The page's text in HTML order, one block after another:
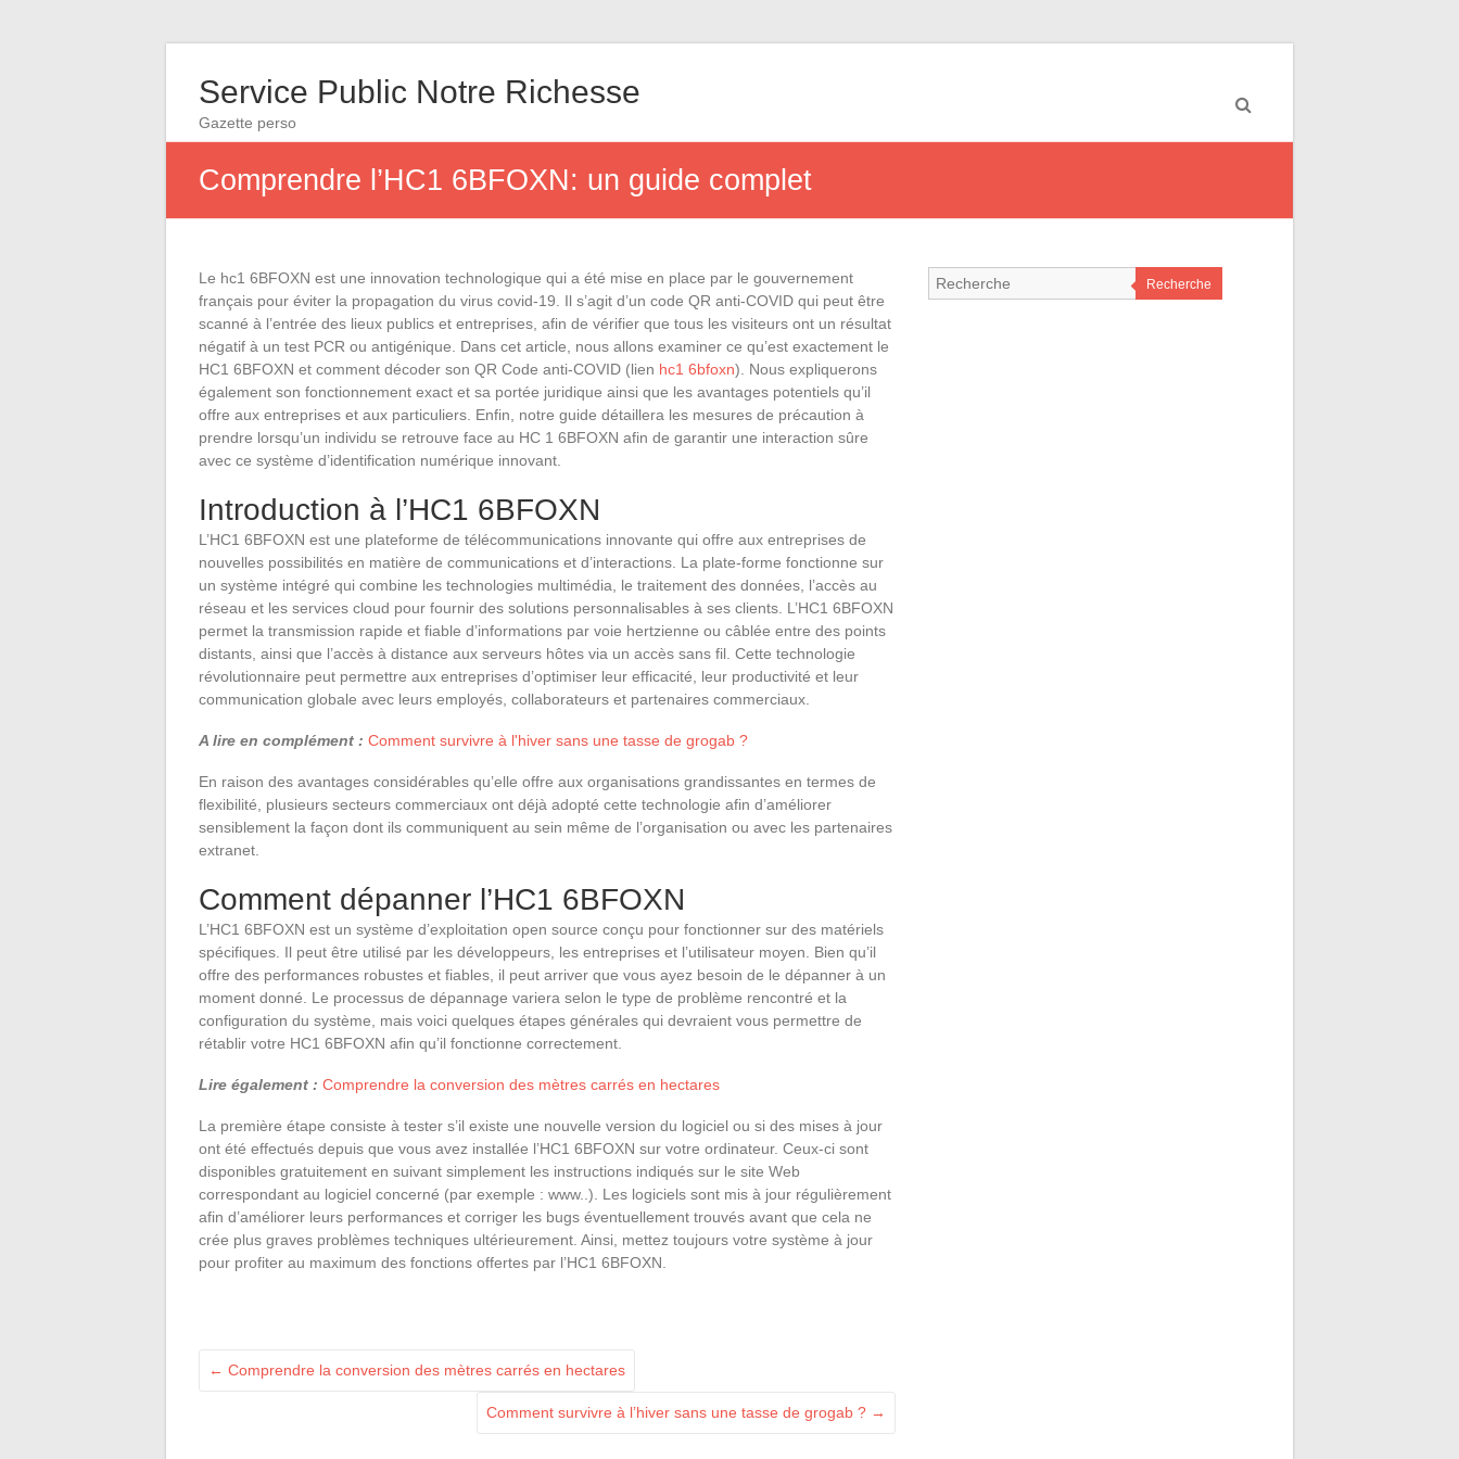
Service Public Notre Richesse
Gazette perso
Comprendre l’HC1 6BFOXN: un guide complet
Le hc1 6BFOXN est une innovation technologique qui a été mise en place par le gouvernement
français pour éviter la propagation du virus covid-19. Il s’agit d’un code QR anti-COVID qui peut être
scanné à l’entrée des lieux publics et entreprises, afin de vérifier que tous les visiteurs ont un résultat
négatif à un test PCR ou antigénique. Dans cet article, nous allons examiner ce qu’est exactement le
HC1 6BFOXN et comment décoder son QR Code anti-COVID (lien hc1 6bfoxn). Nous expliquerons
également son fonctionnement exact et sa portée juridique ainsi que les avantages potentiels qu’il
offre aux entreprises et aux particuliers. Enfin, notre guide détaillera les mesures de précaution à
prendre lorsqu’un individu se retrouve face au HC 1 6BFOXN afin de garantir une interaction sûre
avec ce système d’identification numérique innovant.
Introduction à l’HC1 6BFOXN
L’HC1 6BFOXN est une plateforme de télécommunications innovante qui offre aux entreprises de
nouvelles possibilités en matière de communications et d’interactions. La plate-forme fonctionne sur
un système intégré qui combine les technologies multimédia, le traitement des données, l’accès au
réseau et les services cloud pour fournir des solutions personnalisables à ses clients. L’HC1 6BFOXN
permet la transmission rapide et fiable d’informations par voie hertzienne ou câblée entre des points
distants, ainsi que l’accès à distance aux serveurs hôtes via un accès sans fil. Cette technologie
révolutionnaire peut permettre aux entreprises d’optimiser leur efficacité, leur productivité et leur
communication globale avec leurs employés, collaborateurs et partenaires commerciaux.
A lire en complément : Comment survivre à l'hiver sans une tasse de grogab ?
En raison des avantages considérables qu’elle offre aux organisations grandissantes en termes de
flexibilité, plusieurs secteurs commerciaux ont déjà adopté cette technologie afin d’améliorer
sensiblement la façon dont ils communiquent au sein même de l’organisation ou avec les partenaires
extranet.
Comment dépanner l’HC1 6BFOXN
L’HC1 6BFOXN est un système d’exploitation open source conçu pour fonctionner sur des matériels
spécifiques. Il peut être utilisé par les développeurs, les entreprises et l’utilisateur moyen. Bien qu’il
offre des performances robustes et fiables, il peut arriver que vous ayez besoin de le dépanner à un
moment donné. Le processus de dépannage variera selon le type de problème rencontré et la
configuration du système, mais voici quelques étapes générales qui devraient vous permettre de
rétablir votre HC1 6BFOXN afin qu’il fonctionne correctement.
Lire également : Comprendre la conversion des mètres carrés en hectares
La première étape consiste à tester s’il existe une nouvelle version du logiciel ou si des mises à jour
ont été effectués depuis que vous avez installée l’HC1 6BFOXN sur votre ordinateur. Ceux-ci sont
disponibles gratuitement en suivant simplement les instructions indiqués sur le site Web
correspondant au logiciel concerné (par exemple : www..). Les logiciels sont mis à jour régulièrement
afin d’améliorer leurs performances et corriger les bugs éventuellement trouvés avant que cela ne
crée plus graves problèmes techniques ultérieurement. Ainsi, mettez toujours votre système à jour
pour profiter au maximum des fonctions offertes par l’HC1 6BFOXN.
← Comprendre la conversion des mètres carrés en hectares
Comment survivre à l’hiver sans une tasse de grogab ? →
Recherche